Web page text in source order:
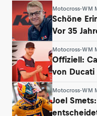
Motocross-WM
Schöne
Vor 35
Motocross-WM
Offiziell:
von Ducati
Motocross-WM
Joel